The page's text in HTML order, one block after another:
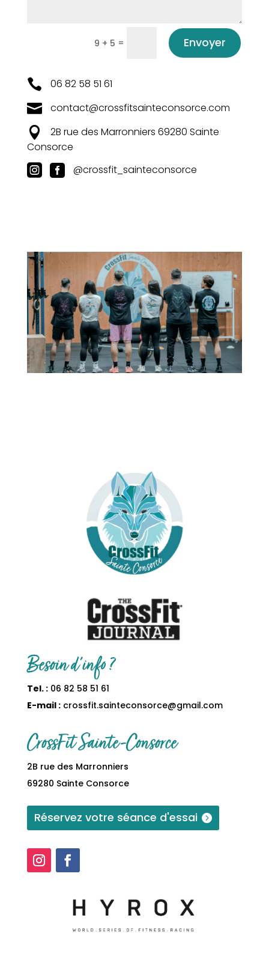
9 + 5 = Envoyer
 06 82 58 51 61
 contact@crossfitsainteconsorce.com

2B rue des Marronniers 69280 Sainte
Consorce
  @crossfit_sainteconsorce
Besoin d’info ?
Tel. :06 82 58 51 61
E-mail :crossfit.sainteconsorce@gmail.com
CrossFit Sainte-Consorce
2B rue des Marronniers
69280 Sainte Consorce
Réservez votre séance d'essai